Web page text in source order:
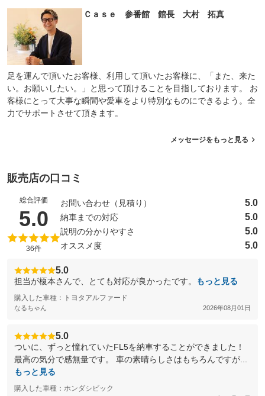
Ｃａｓｅ 参番館 館長 大村 拓真
足を運んで頂いたお客様、利用して頂いたお客様に、「また、来た
い。お願いしたい。」と思って頂けることを目指しております。 お
客様にとって大事な瞬間や愛車をより特別なものにできるよう。全
力でサポートさせて頂きます。
メッセージをもっと見る
販売店の口コミ
総合評価
5.0 （5点満点中）
36件
お問い合わせ（見積り） 5.0
納車までの対応 5.0
説明の分かりやすさ 5.0
オススメ度 5.0
5.0
担当が榎本さんで、とても対応が良かったです。 もっと見る
購入した車種：トヨタアルファード
なるちゃん 2026年08月01日
5.0
ついに、ずっと憧れていたFL5を納車することができました！
最高の気分で感無量です。 車の素晴らしさはもちろんですが...
もっと見る
購入した車種：ホンダシビック